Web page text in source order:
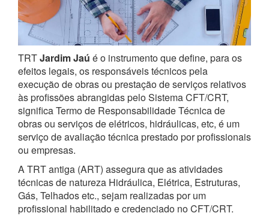
TRTJardim Jaú é o instrumento que define, para os
efeitos legais, os responsáveis técnicos pela
execução de obras ou prestação de serviços relativos
às profissões abrangidas pelo Sistema CFT/CRT,
significa Termo de Responsabilidade Técnica de
obras ou serviços de elétricos, hidráulicas, etc, é um
serviço de avaliação técnica prestado por profissionais
ou empresas.
A TRT antiga (ART) assegura que as atividades
técnicas de natureza Hidráulica, Elétrica, Estruturas,
Gás, Telhados etc., sejam realizadas por um
profissional habilitado e credenciado no CFT/CRT.